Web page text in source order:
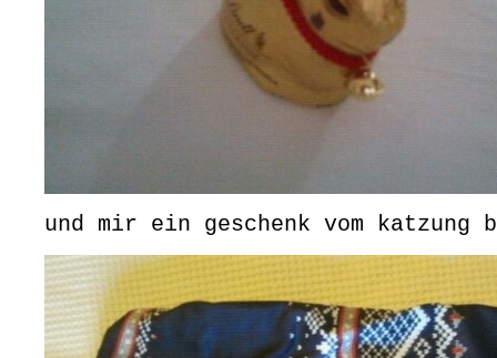
und mir ein geschenk vom katzung